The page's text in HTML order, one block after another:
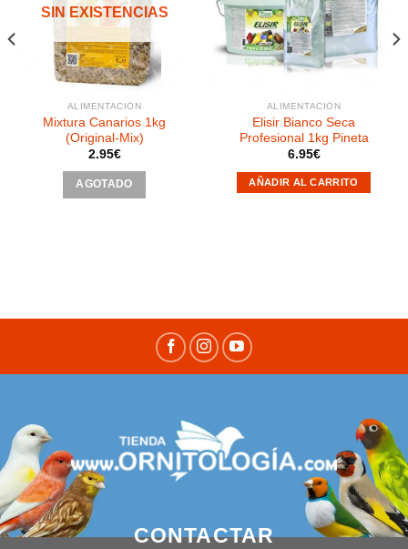
lista de
SIN EXISTENCIAS
ALIMENTACIÓN
Mixtura Canarios 1kg
(Original-Mix)
2.95€
AGOTADO
lista de
deseos
ALIMENTACIÓN
Elisir Bianco Seca
Profesional 1kg Pineta
6.95€
AÑADIR AL CARRITO
CONTACTAR